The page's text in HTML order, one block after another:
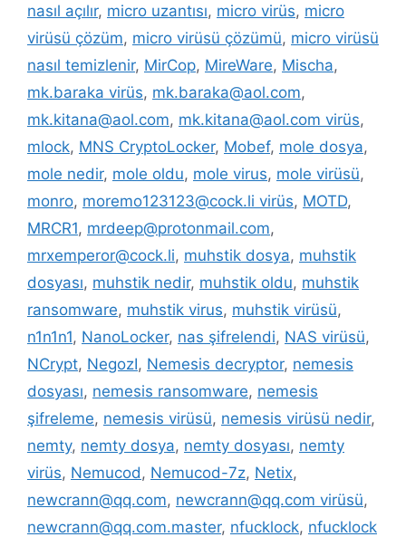
nasıl açılır, micro uzantısı, micro virüs, micro
virüsü çözüm, micro virüsü çözümü, micro virüsü
nasıl temizlenir, MirCop, MireWare, Mischa,
mk.baraka virüs, mk.baraka@aol.com,
mk.kitana@aol.com, mk.kitana@aol.com virüs,
mlock, MNS CryptoLocker, Mobef, mole dosya,
mole nedir, mole oldu, mole virus, mole virüsü,
monro, moremo123123@cock.li virüs, MOTD,
MRCR1, mrdeep@protonmail.com,
mrxemperor@cock.li, muhstik dosya, muhstik
dosyası, muhstik nedir, muhstik oldu, muhstik
ransomware, muhstik virus, muhstik virüsü,
n1n1n1, NanoLocker, nas şifrelendi, NAS virüsü,
NCrypt, NegozI, Nemesis decryptor, nemesis
dosyası, nemesis ransomware, nemesis
şifreleme, nemesis virüsü, nemesis virüsü nedir,
nemty, nemty dosya, nemty dosyası, nemty
virüs, Nemucod, Nemucod-7z, Netix,
newcrann@qq.com, newcrann@qq.com virüsü,
newcrann@qq.com.master, nfucklock, nfucklock